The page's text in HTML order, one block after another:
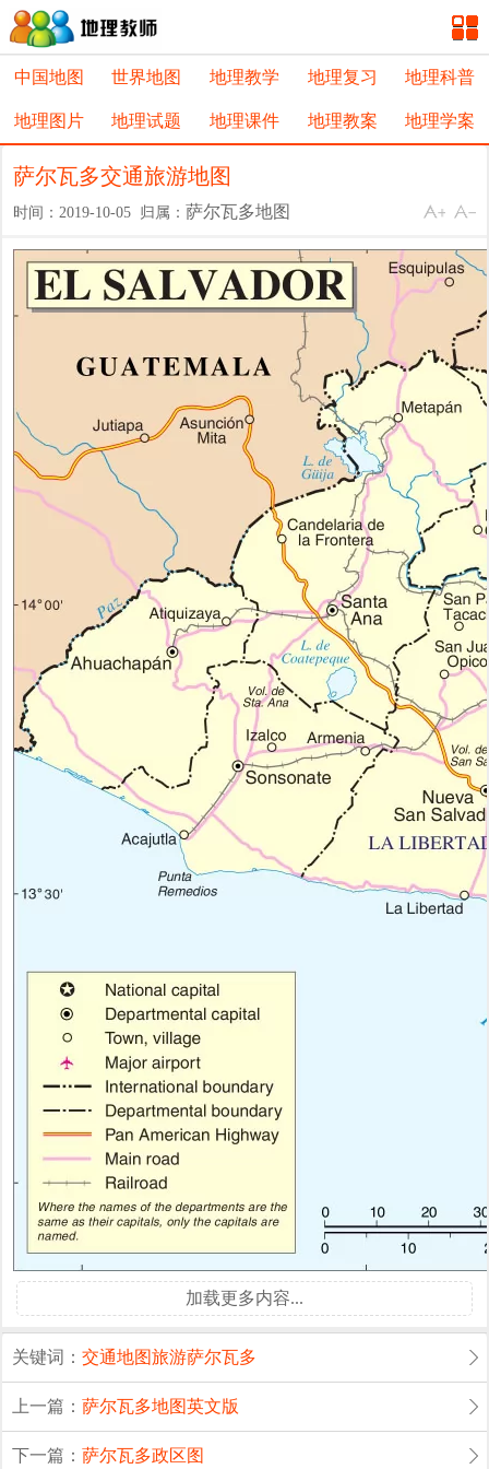
中国地图 世界地图 地理教学 地理复习 地理科普
地理图片 地理试题 地理课件 地理教案 地理学案
萨尔瓦多交通旅游地图
时间：2019-10-05 归属： 萨尔瓦多地图
加载更多内容...
关键词：交通地图旅游萨尔瓦多
上一篇：萨尔瓦多地图英文版
下一篇：萨尔瓦多政区图